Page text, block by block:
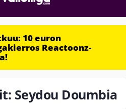
10 euron
Reactoonz-
Seydou Doumbia